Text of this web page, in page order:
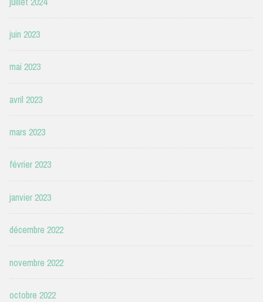
juin 2023
mai 2023
avril 2023
mars 2023
février 2023
janvier 2023
décembre 2022
novembre 2022
octobre 2022